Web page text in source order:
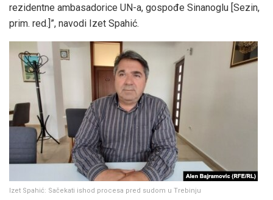
rezidentne ambasadorice UN-a, gospođe Sinanoglu [Sezin,
prim. red.]”, navodi Izet Spahić.
Izet Spahić: Sačekati ishod procesa pred sudom u Trebinju